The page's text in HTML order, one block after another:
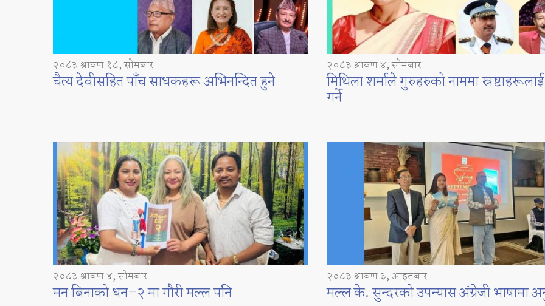
२०८३ श्रावण १८, सोमबार
चैत्य देवीसहित पाँच साधकहरू अभिनन्दित हुने
२०८३ श्रावण ४, सोमबार
मिथिला शर्माले गुरुहरुको नाममा
गर्ने
२०८३ श्रावण ४, सोमबार
मन बिनाको धन–२ मा गौरी मल्ल पनि
२०८३ श्रावण ३, आइतबार
मल्ल के. सुन्दरको उपन्यास अंग्रेजी भाषामा